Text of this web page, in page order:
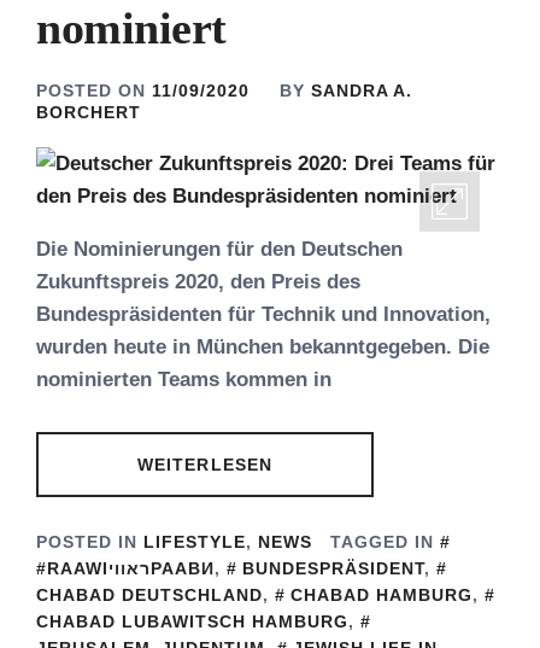
nominiert
POSTED ON 11/09/2020 BY SANDRA A.
BORCHERT
Die Nominierungen für den Deutschen
Zukunftspreis 2020, den Preis des
Bundespräsidenten für Technik und Innovation,
wurden heute in München bekanntgegeben. Die
nominierten Teams kommen in
WEITERLESEN
POSTED IN LIFESTYLE, NEWS
TAGGED IN
#RAAWIראוויРААВИ, BUNDESPRÄSIDENT,
CHABAD DEUTSCHLAND, CHABAD HAMBURG,
CHABAD LUBAWITSCH HAMBURG,